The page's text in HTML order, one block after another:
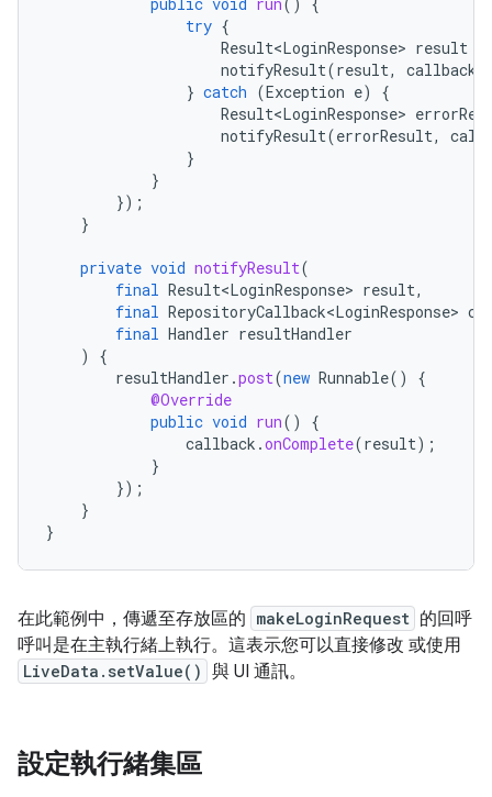
try {
Result<LoginResponse> result
notifyResult(result, callback
} catch (Exception e)
{
Result<LoginResponse>
notifyResult(errorResult,
}
}
});
}
private void notifyResult(
final Result<LoginResponse> result,
final RepositoryCallback<LoginResponse>
final Handler resultHandler
)
{
resultHandler .post(new Runnable()
{
@Override
public void run()
{
callback .onComplete(result);
}
});
}
}
在此範例中，傳遞至存放區的 makeLoginRequest 的回呼
呼叫是在主執行緒上執行。這表示您可以直接修改 或使用
LiveData.setValue() 與 UI 通訊。
設定執行緒集區